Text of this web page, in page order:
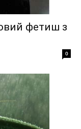
фетиш з
0